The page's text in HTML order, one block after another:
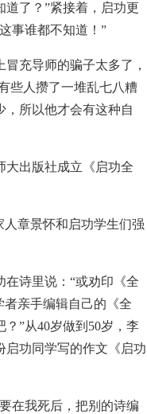
了？”紧接着，启功更
事谁都不知道！”
充导师的骗子太多了，
些人攒了一堆乱七八糟
，所以他才会有这种自
出版社成立《启功全
章景怀和启功学生们强
诗里说：“或劝印《全
亲手编辑自己的《全
”从40岁做到50岁，李
启功同学写的作文《启功
在我死后，把别的诗编